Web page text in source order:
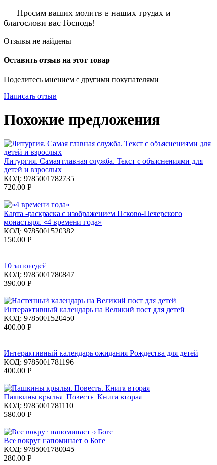
Просим ваших молитв в наших трудах и
благослови вас Господь!
Отзывы не найдены
Оставить отзыв на этот товар
Поделитесь мнением с другими покупателями
Написать отзыв
Похожие предложения
Литургия. Самая главная служба. Текст с объяснениями для
детей и взрослых
КОД: 9785001782735
720.00 Р
Карта -раскраска с изображением Псково-Печерского
монастыря. «4 времени года»
КОД: 9785001520382
150.00 Р
10 заповедей
КОД: 9785001780847
390.00 Р
Интерактивный календарь на Великий пост для детей
КОД: 9785001520450
400.00 Р
Интерактивный календарь ожидания Рождества для детей
КОД: 9785001781196
400.00 Р
Пашкины крылья. Повесть. Книга вторая
КОД: 9785001781110
580.00 Р
Все вокруг напоминает о Боге
КОД: 9785001780045
280.00 Р